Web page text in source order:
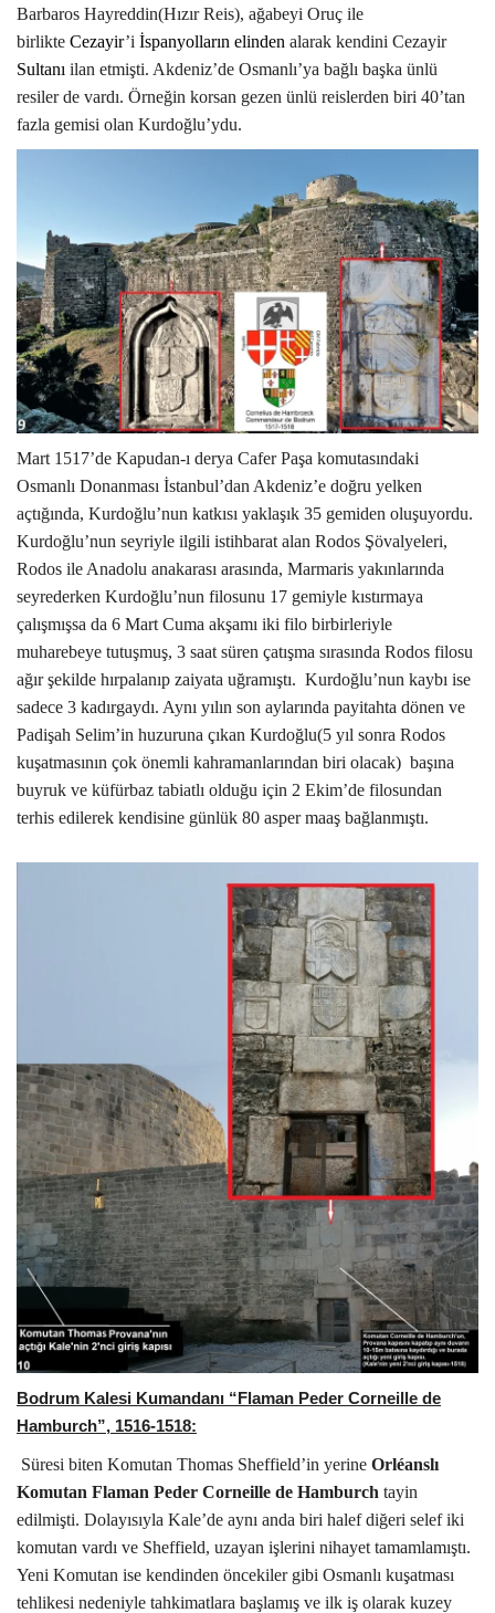
Barbaros Hayreddin(Hızır Reis), ağabeyi Oruç ile
birlikte Cezayir’i İspanyolların elinden alarak kendini Cezayir
Sultanı ilan etmişti. Akdeniz’de Osmanlı’ya bağlı başka ünlü
resiler de vardı. Örneğin korsan gezen ünlü reislerden biri 40’tan
fazla gemisi olan Kurdoğlu’ydu.
Mart 1517’de Kapudan-ı derya Cafer Paşa komutasındaki
Osmanlı Donanması İstanbul’dan Akdeniz’e doğru yelken
açtığında, Kurdoğlu’nun katkısı yaklaşık 35 gemiden oluşuyordu.
Kurdoğlu’nun seyriyle ilgili istihbarat alan Rodos Şövalyeleri,
Rodos ile Anadolu anakarası arasında, Marmaris yakınlarında
seyrederken Kurdoğlu’nun filosunu 17 gemiyle kıstırmaya
çalışmışsa da 6 Mart Cuma akşamı iki filo birbirleriyle
muharebeye tutuşmuş, 3 saat süren çatışma sırasında Rodos filosu
ağır şekilde hırpalanıp zaiyata uğramıştı. Kurdoğlu’nun kaybı ise
sadece 3 kadırgaydı. Aynı yılın son aylarında payitahta dönen ve
Padişah Selim’in huzuruna çıkan Kurdoğlu(5 yıl sonra Rodos
kuşatmasının çok önemli kahramanlarından biri olacak) başına
buyruk ve küfürbaz tabiatlı olduğu için 2 Ekim’de filosundan
terhis edilerek kendisine günlük 80 asper maaş bağlanmıştı.
Bodrum Kalesi Kumandanı “Flaman Peder Corneille de
Hamburch”, 1516-1518:
Süresi biten Komutan Thomas Sheffield’in yerine Orléanslı
Komutan Flaman Peder Corneille de Hamburch tayin
edilmişti. Dolayısıyla Kale’de aynı anda biri halef diğeri selef iki
komutan vardı ve Sheffield, uzayan işlerini nihayet tamamlamıştı.
Yeni Komutan ise kendinden öncekiler gibi Osmanlı kuşatması
tehlikesi nedeniyle tahkimatlara başlamış ve ilk iş olarak kuzey